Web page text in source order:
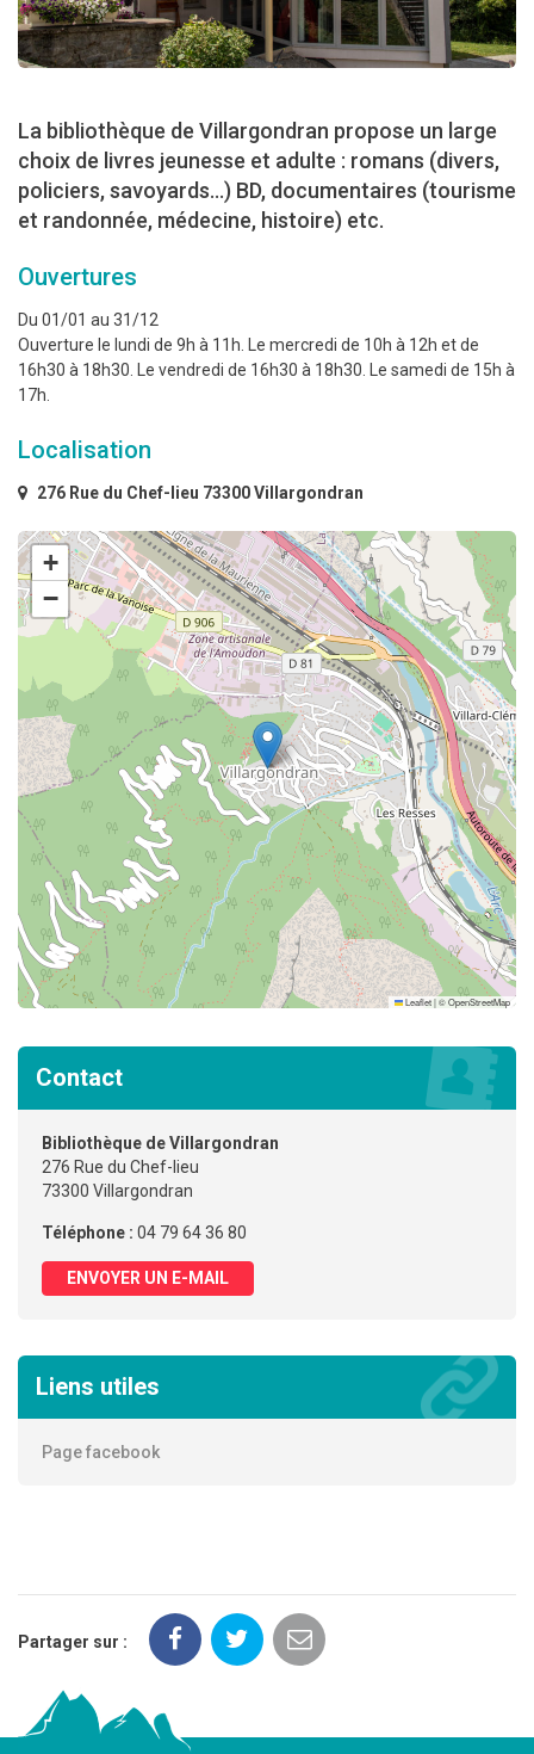
La bibliothèque de Villargondran propose un large
choix de livres jeunesse et adulte : romans (divers,
policiers, savoyards...) BD, documentaires (tourisme
et randonnée, médecine, histoire) etc.
Ouvertures
Du 01/01 au 31/12
Ouverture le lundi de 9h à 11h. Le mercredi de 10h à 12h et de
16h30 à 18h30. Le vendredi de 16h30 à 18h30. Le samedi de 15h à
17h.
Localisation
276 Rue du Chef-lieu 73300 Villargondran
+
−
Leaflet|©OpenStreetMap
Contact
Bibliothèque de Villargondran
276 Rue du Chef-lieu
73300 Villargondran
Téléphone : 04 79 64 36 80
ENVOYER UN E-MAIL
Liens utiles
Page facebook
Partager sur :